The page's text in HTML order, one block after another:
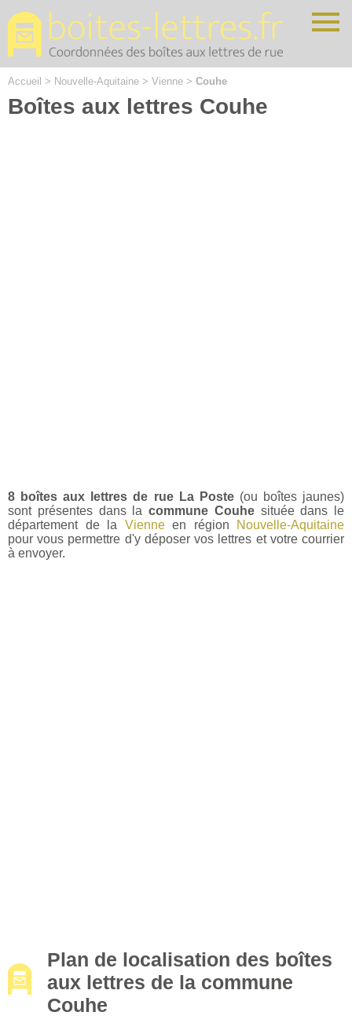
Accueil > Nouvelle-Aquitaine > Vienne > Couhe
Boîtes aux lettres Couhe
8 boîtes aux lettres de rue La Poste(ou boîtes jaunes)
sont présentes dans la commune Couhesituée dans le
département de la Vienneen région
Nouvelle-Aquitaine
pour vous permettre d'y déposer vos lettres et votre courrier
à envoyer.
Plan de localisation des boîtes
aux lettres de la commune
Couhe